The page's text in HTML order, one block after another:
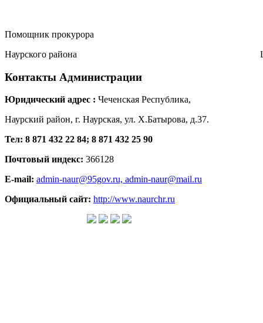
Помощник прокурора
Наурского района Ш.Ш.
Контакты Администрации
Юридический адрес : Чеченская Республика,
Наурский район, г. Наурская, ул. Х.Батырова, д.37.
Тел: 8 871 432 22 84; 8 871 432 25 90
Почтовый индекс: 366128
E-mail: admin-naur@95gov.ru, admin-naur@mail.ru
Официальный сайт: http://www.naurchr.ru